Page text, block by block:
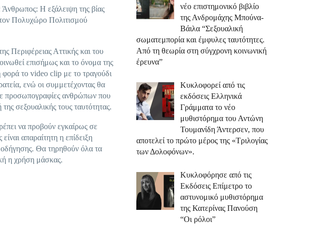
Άνθρωπος: Η εξάλειψη της βίας
Πολυχώρο Πολιτισμού
Περιφέρειας Αττικής και του
επισήμως και το όνομα της
φορά το video clip με το τραγούδι
ενώ οι συμμετέχοντας θα
προσωπογραφίες ανθρώπων που
σεξουαλικής τους ταυτότητας.
να προβούν εγκαίρως σε
απαραίτητη η επίδειξη
οδήγησης. Θα τηρηθούν όλα τα
η χρήση μάσκας.
νέο επιστημονικό βιβλίο
της Ανδρομάχης Μπούνα-
Βάιλα “Σεξουαλική
σωματεμπορία και έμφυλες ταυτότητες.
Από τη θεωρία στη σύγχρονη κοινωνική
έρευνα”
Κυκλοφορεί από τις
εκδόσεις Ελληνικά
Γράμματα το νέο
μυθιστόρημα του Αντώνη
Τουμανίδη Άντερσεν, που
αποτελεί το πρώτο μέρος της «Τριλογίας
των Δολοφόνων».
Κυκλοφόρησε από τις
Εκδόσεις Επίμετρο το
αστυνομικό μυθιστόρημα
της Κατερίνας Πανούση
“Οι ρόλοι”